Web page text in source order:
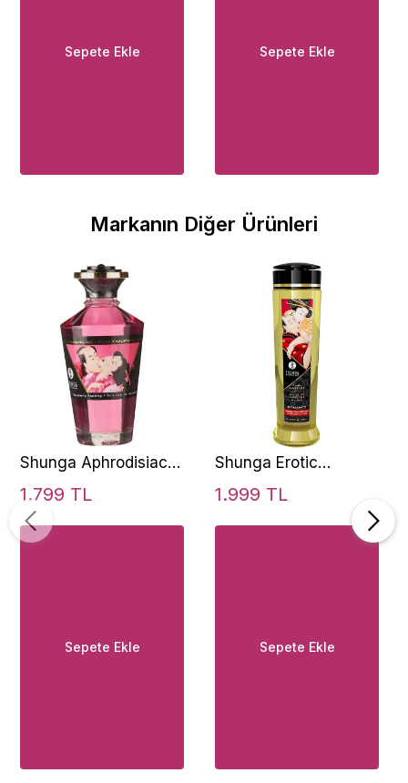
Sepete Ekle Sepete Ekle
Markanın Diğer Ürünleri
Shunga Aphrodisiac
Warming Oil
Raspberry 100 ml
Istımalı Masaj Yağı
1.799 TL
Sepete Ekle
Shunga Erotic
Massage Oil 240 Ml
Yağı
1.999 TL
Sepete Ekle